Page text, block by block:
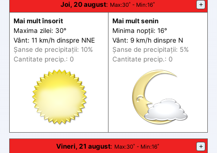
Joi, 20 august: Max:30˚ - Min:16˚ +
Mai mult însorit
Maxima zilei: 30°
Vânt: 11 km/h dinspre NNE
Șanse de precipitații: 10%
Cantitate precip.: 0
Mai mult senin
Minima nopții: 16°
Vânt: 9 km/h dinspre N
Șanse de precipitații: 5%
Cantitate precip.: 0
Vineri, 21 august: Max:30˚ - Min:16˚ +